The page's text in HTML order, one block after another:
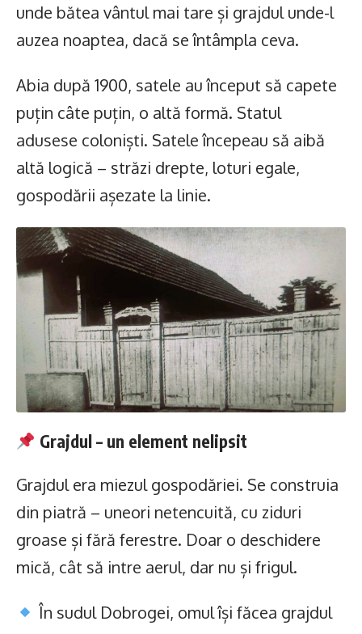
unde bătea vântul mai tare și grajdul unde-l
auzea noaptea, dacă se întâmpla ceva.
Abia după 1900, satele au început să capete
puțin câte puțin, o altă formă. Statul
adusese coloniști. Satele începeau să aibă
altă logică – străzi drepte, loturi egale,
gospodării așezate la linie.
Grajdul – un element nelipsit
Grajdul era miezul gospodăriei. Se construia
din piatră – uneori netencuită, cu ziduri
groase și fără ferestre. Doar o deschidere
mică, cât să intre aerul, dar nu și frigul.
În sudul Dobrogei, omul își făcea grajdul